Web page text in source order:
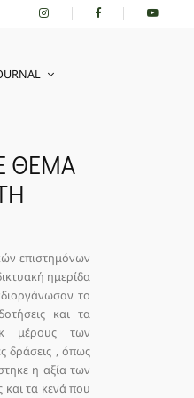
ΘΕΜΑ
επιστημόνων
ημερίδα
το
και τα
μέρους των
δράσεις , όπως
η αξία των
και τα κενά που